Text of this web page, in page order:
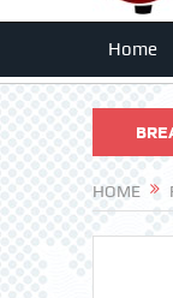
Home
मतदाताओं का नाम न कटे
HOME